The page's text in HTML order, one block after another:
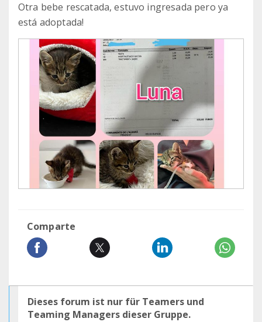
Otra bebe rescatada, estuvo ingresada pero ya
está adoptada!
Comparte
Dieses forum ist nur für Teamers und
Teaming Managers dieser Gruppe.